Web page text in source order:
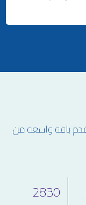
باقة واسعة من
2830